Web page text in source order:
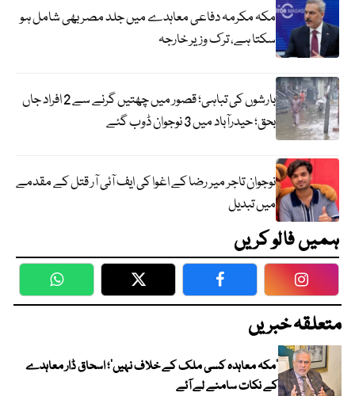
مکہ مکرمہ دفاعی معاہدے میں جلد مصر بھی شامل ہو
سکتا ہے، ترک وزیر خارجہ
بارشوں کی تباہی؛ قصور میں چھتیں گرنے سے 2 افراد جاں
بحق؛ حیدرآباد میں 3 نوجوان ڈوب گئے
نوجوان تاجر میر رضا کے اغوا کی ایف آئی آر قتل کے مقدمے
میں تبدیل
ہمیں فالو کریں
WhatsApp Twitter Facebook
متعلقہ خبریں
‘مکہ معاہدہ کسی ملک کے خلاف نہیں’؛ اسحاق ڈار معاہدے
کے نکات سامنے لے آئے